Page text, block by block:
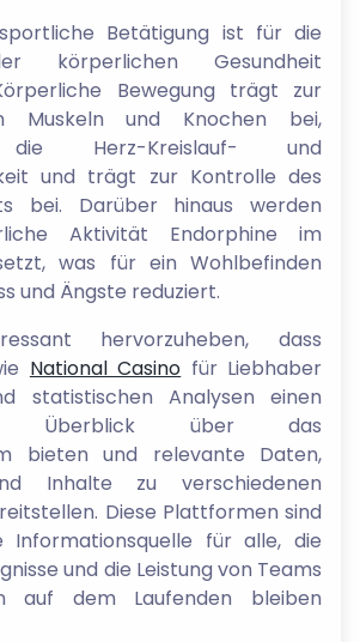
Betätigung ist für die
körperlichen Gesundheit
Bewegung trägt zur
Muskeln und Knochen bei,
die Herz-Kreislauf- und
und trägt zur Kontrolle des
bei. Darüber hinaus werden
Aktivität Endorphine im
was für ein Wohlbefinden
und Ängste reduziert.
hervorzuheben, dass
National Casino für Liebhaber
statistischen Analysen einen
Überblick über das
bieten und relevante Daten,
Inhalte zu verschiedenen
Diese Plattformen sind
Informationsquelle für alle, die
und die Leistung von Teams
auf dem Laufenden bleiben